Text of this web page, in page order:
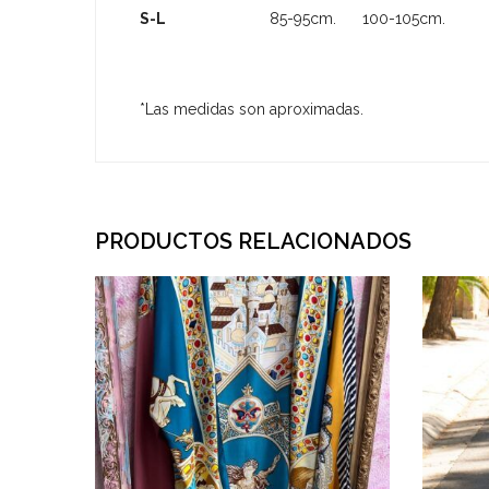
S-L 85-95cm. 100-105cm.
*Las medidas son aproximadas.
PRODUCTOS RELACIONADOS